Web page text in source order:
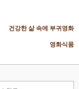
건강한 삶 속에 부귀영화
영화식품